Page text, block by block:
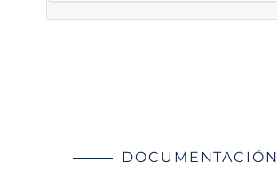
DOCUMENTACIÓN